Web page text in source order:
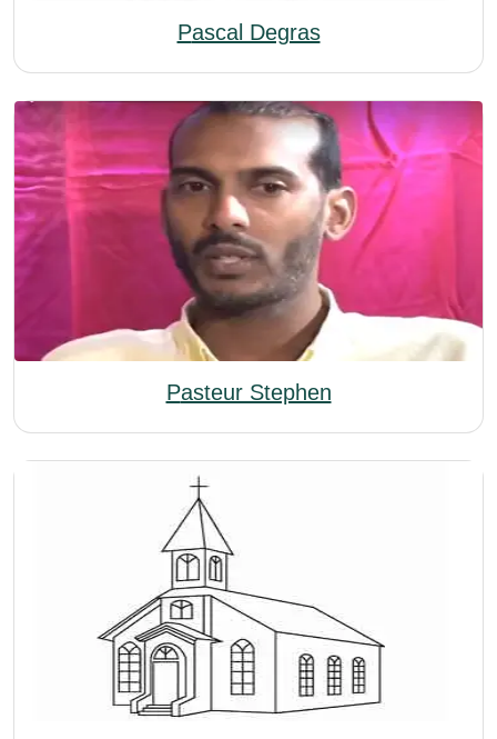
Pascal Degras
Pasteur Stephen